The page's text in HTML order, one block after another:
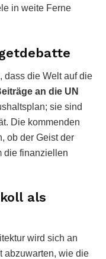
in weite Ferne
dass die Welt auf die
an die UN
sie sind
Die kommenden
ob der Geist der
die finanziellen
als
wird sich an
abzuwarten, wie die